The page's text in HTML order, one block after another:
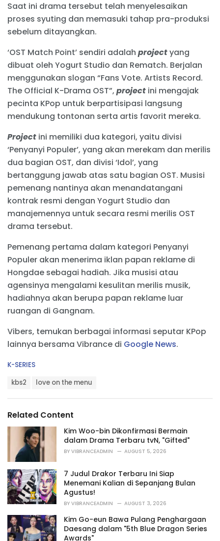
Saat ini drama tersebut telah menyelesaikan
proses syuting dan memasuki tahap pra-produksi
sebelum ditayangkan.
‘OST Match Point’ sendiri adalah projectyang
dibuat oleh Yogurt Studio dan Rematch. Berjalan
menggunakan slogan “Fans Vote. Artists Record.
The Official K-Drama OST”, project ini mengajak
pecinta KPop untuk berpartisipasi langsung
mendukung tontonan serta artis favorit mereka.
Project ini memiliki dua kategori, yaitu divisi
‘Penyanyi Populer’, yang akan merekam dan merilis
dua bagian OST, dan divisi ‘Idol’, yang
bertanggung jawab atas satu bagian OST. Musisi
pemenang nantinya akan menandatangani
kontrak resmi dengan Yogurt Studio dan
manajemennya untuk secara resmi merilis OST
drama tersebut.
Pemenang pertama dalam kategori Penyanyi
Populer akan menerima iklan papan reklame di
Hongdae sebagai hadiah. Jika musisi atau
agensinya mengalami kesulitan merilis musik,
hadiahnya akan berupa papan reklame luar
ruangan di Gangnam.
Vibers, temukan berbagai informasi seputar KPop
lainnya bersama Vibrance di Google News.
C
r
i
K-SERIES
:
kbs2 love on the menu
Related Content
Kim Woo-bin Dikonfirmasi Bermain
dalam Drama Terbaru tvN, "Gifted"
BY VIBRANCEADMIN AUGUST 5, 2026
7 Judul Drakor Terbaru Ini Siap
Menemani Kalian di Sepanjang Bulan
Agustus!
BY VIBRANCEADMIN AUGUST 3, 2026
Kim Go-eun Bawa Pulang Penghargaan
Daesang dalam "5th Blue Dragon Series
Awards"